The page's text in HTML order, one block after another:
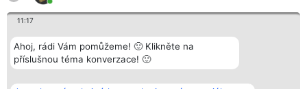
11:17
Ahoj, rádi Vám pomůžeme! 🙂 Klikněte na
příslušnou téma konverzace! 🙂
Bright Side Solutions sp. z o. Vítězové Kontakt